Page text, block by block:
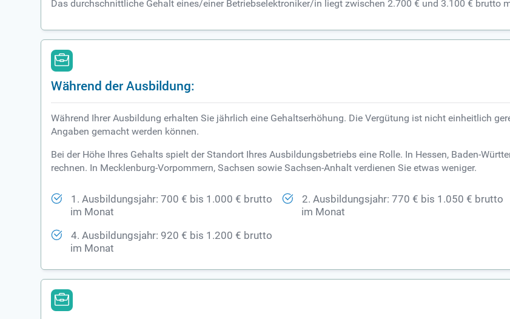
Das durchschnittliche Gehalt eines/einer Betriebselektroniker/in liegt zwischen 2.700 € und 3.100 € brutto
Während der Ausbildung:
Während Ihrer Ausbildung erhalten Sie jährlich eine Gehaltserhöhung. Die Vergütung ist nicht einheitlich
Angaben gemacht werden können.
Bei der Höhe Ihres Gehalts spielt der Standort Ihres Ausbildungsbetriebs eine Rolle. In Hessen, Baden-
rechnen. In Mecklenburg-Vorpommern, Sachsen sowie Sachsen-Anhalt verdienen Sie etwas weniger.
1. Ausbildungsjahr: 700 € bis 1.000 € brutto
im Monat
2. Ausbildungsjahr: 770 € bis 1.050 € brutto
im Monat
4. Ausbildungsjahr: 920 € bis 1.200 € brutto
im Monat